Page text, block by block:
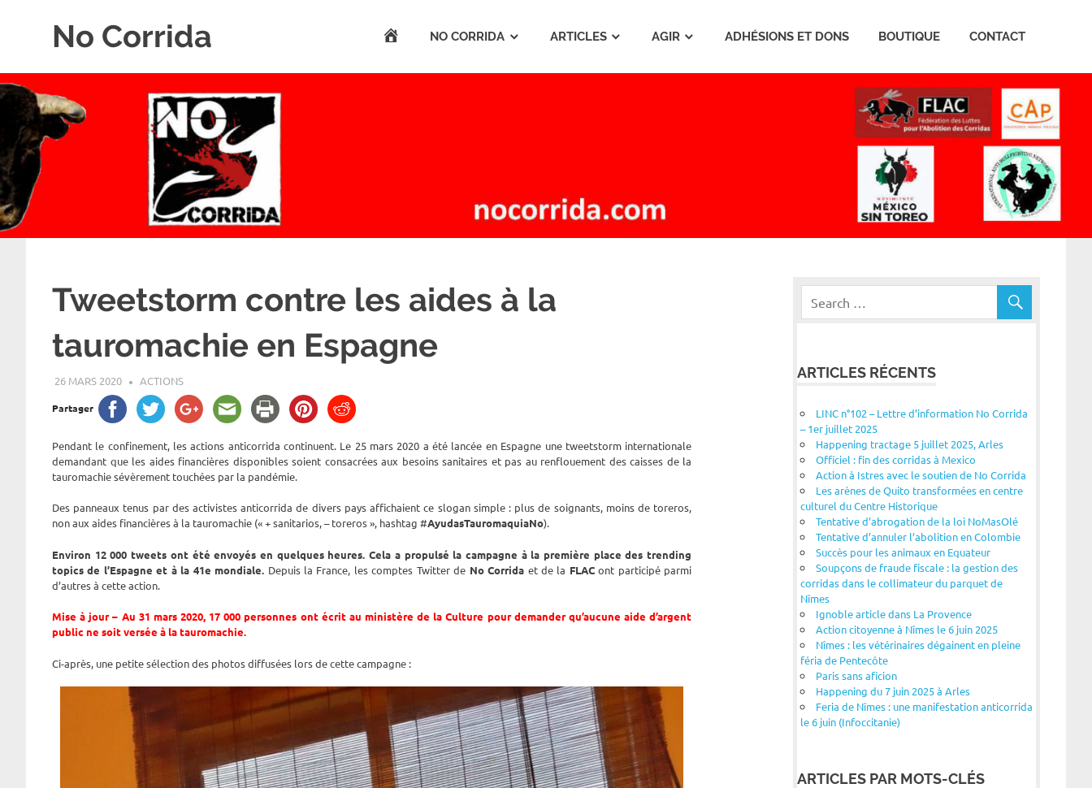
No Corrida
la
corrida
ACCUEILNO CORRIDA ARTICLES AGIR ADHÉSIONS ET DONS BOUTIQUE CONTACT
Tweetstorm contre les aides à la
tauromachie en Espagne
26 MARS 2020 ROGER LAHANA
ACTIONS
Partager
Pendant le confinement, les actions anticorrida continuent. Le 25 mars 2020 a été lancée en Espagne une tweetstorm internationale
demandant que les aides financières disponibles soient consacrées aux besoins sanitaires et pas au renflouement des caisses de la
tauromachie sévèrement touchées par la pandémie.
Des panneaux tenus par des activistes anticorrida de divers pays affichaient ce slogan simple : plus de soignants, moins de toreros,
non aux aides financières à la tauromachie (« + sanitarios, – toreros », hashtag #AyudasTauromaquiaNo).
Environ 12 000 tweets ont été envoyés en quelques heures. Cela a propulsé la campagne à la première place des trending
topics de l’Espagne et à la 41e mondiale. Depuis la France, les comptes Twitter de No Corrida et de la FLACont participé parmi
d’autres à cette action.
Mise à jour – Au 31 mars 2020, 17 000 personnes ont écrit au ministère de la Culture pour demander qu’aucune aide d’argent
public ne soit versée à la tauromachie.
Ci-après, une petite sélection des photos diffusées lors de cette campagne :
ARTICLES RÉCENTS
LINC n°102 – Lettre d’information No Corrida
– 1er juillet 2025
Happening tractage 5 juillet 2025, Arles
Officiel : fin des corridas à Mexico
Action à Istres avec le soutien de No Corrida
Les arènes de Quito transformées en centre
culturel du Centre Historique
Tentative d’abrogation de la loi NoMasOlé
Tentative d’annuler l’abolition en Colombie
Succès pour les animaux en Equateur
Soupçons de fraude fiscale : la gestion des
corridas dans le collimateur du parquet de
Nîmes
Ignoble article dans La Provence
Action citoyenne à Nîmes le 6 juin 2025
Nîmes : les vétérinaires dégainent en pleine
féria de Pentecôte
Paris sans aficion
Happening du 7 juin 2025 à Arles
Feria de Nîmes : une manifestation anticorrida
le 6 juin (Infoccitanie)
ARTICLES PAR MOTS-CLÉS